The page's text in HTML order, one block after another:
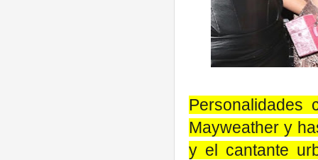
Personalidades
Mayweather y
y el cantante